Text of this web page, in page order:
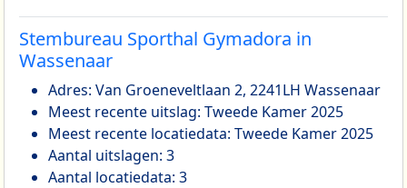
Stembureau Sporthal Gymadora in
Wassenaar
Adres: Van Groeneveltlaan 2, 2241LH Wassenaar
Meest recente uitslag: Tweede Kamer 2025
Meest recente locatiedata: Tweede Kamer 2025
Aantal uitslagen: 3
Aantal locatiedata: 3